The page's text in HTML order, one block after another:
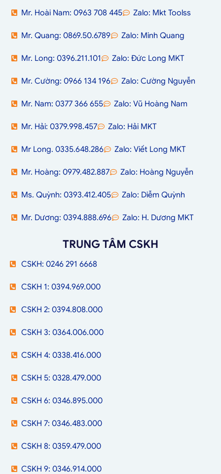
Mr. Hoài Nam: 0963 708 445 Zalo: Mkt Toolss
Mr. Quang: 0869.50.6789 Zalo: Minh Quang
Mr. Long: 0396.211.101 Zalo: Đức Long MKT
Mr. Cường: 0966 134 196 Zalo: Cường Nguyễn
Mr. Nam: 0377 366 655 Zalo: Vũ Hoàng Nam
Mr. Hải: 0379.998.457 Zalo: Hải MKT
Mr Long. 0335.648.286 Zalo: Viết Long MKT
Mr. Hoàng: 0979.482.887 Zalo: Hoàng Nguyễn
Ms. Quỳnh: 0393.412.405 Zalo: Diễm Quỳnh
Mr. Dương: 0394.888.696 Zalo: H. Dương MKT
TRUNG TÂM CSKH
CSKH: 0246 291 6668
CSKH 1: 0394.969.000
CSKH 2: 0394.808.000
CSKH 3: 0364.006.000
CSKH 4: 0338.416.000
CSKH 5: 0328.479.000
CSKH 6: 0346.895.000
CSKH 7: 0346.483.000
CSKH 8: 0359.479.000
CSKH 9: 0346.914.000